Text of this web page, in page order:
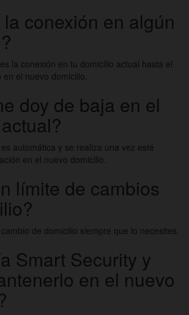
conexión en algún
la conexión en tu domicilio actual hasta el
el nuevo domicilio.
doy de baja en el
automática y se realiza una vez esté
en el nuevo domicilio.
límite de cambios
de domicilio siempre que lo necesites.
Smart Security y
en el nuevo